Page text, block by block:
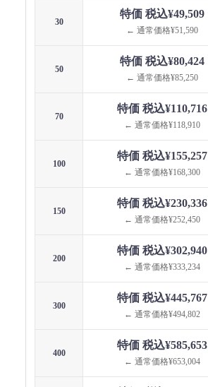
30
特価 税込¥49,509
← 通常価格¥51,590
50
特価 税込¥80,424
← 通常価格¥85,250
70
特価 税込¥110,716
← 通常価格¥118,910
100
特価 税込¥155,257
← 通常価格¥168,300
150
特価 税込¥230,336
← 通常価格¥252,450
200
特価 税込¥302,940
← 通常価格¥333,234
300
特価 税込¥445,767
← 通常価格¥494,802
400
特価 税込¥585,653
← 通常価格¥653,004